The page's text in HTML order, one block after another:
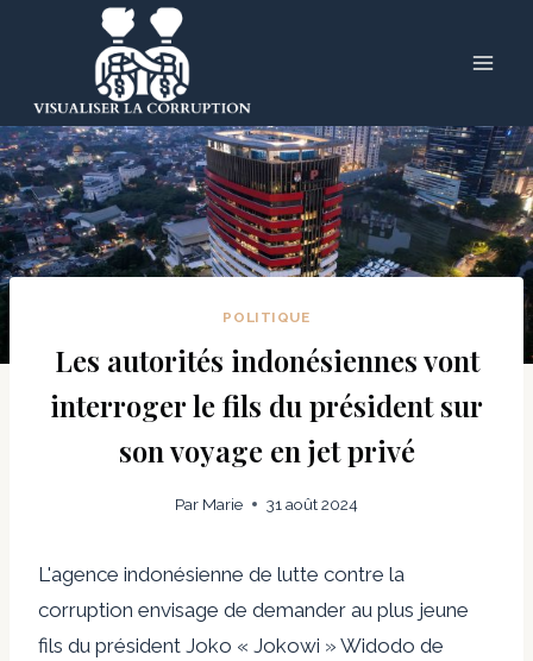
POLITIQUE
Les autorités indonésiennes vont
interroger le fils du président sur
son voyage en jet privé
Par Marie 31 août 2024
L'agence indonésienne de lutte contre la
corruption envisage de demander au plus jeune
fils du président Joko « Jokowi » Widodo de